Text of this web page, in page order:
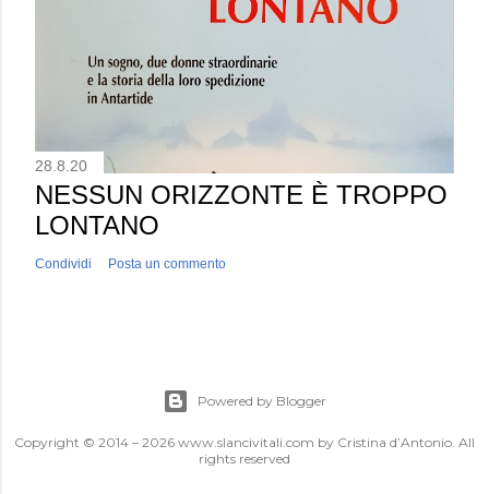
28.8.20
NESSUN ORIZZONTE È TROPPO
LONTANO
Condividi Posta un commento
Powered by Blogger
Copyright © 2014 – 2026 www.slancivitali.com by Cristina d’Antonio. All
rights reserved